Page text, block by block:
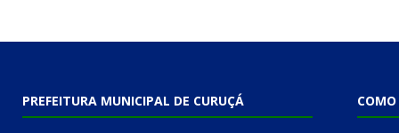
PREFEITURA MUNICIPAL DE CURUÇÁ COMO